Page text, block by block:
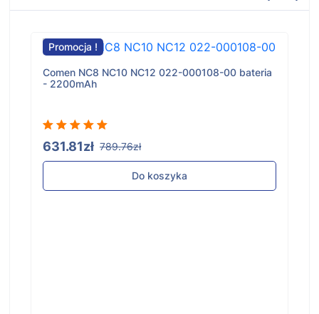
Promocja !
Comen NC8 NC10 NC12 022-000108-00 bateria
- 2200mAh
631.81zł 789.76zł
Do koszyka